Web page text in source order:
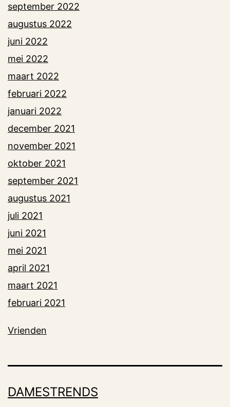
september 2022
augustus 2022
juni 2022
mei 2022
maart 2022
februari 2022
januari 2022
december 2021
november 2021
oktober 2021
september 2021
augustus 2021
juli 2021
juni 2021
mei 2021
april 2021
maart 2021
februari 2021
Vrienden
DAMESTRENDS